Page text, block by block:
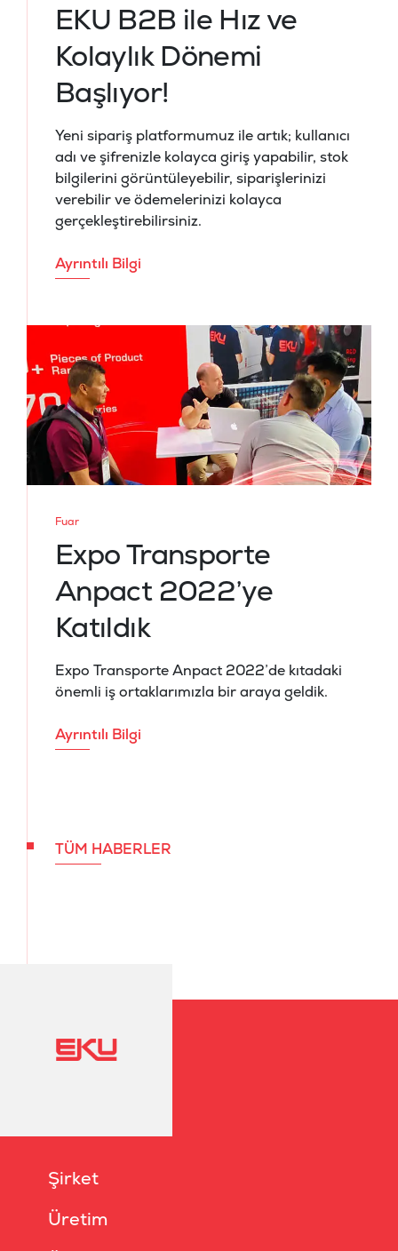
EKU B2B ile Hız ve
Kolaylık Dönemi
Başlıyor!
Yeni sipariş platformumuz ile artık; kullanıcı
adı ve şifrenizle kolayca giriş yapabilir, stok
bilgilerini görüntüleyebilir, siparişlerinizi
verebilir ve ödemelerinizi kolayca
gerçekleştirebilirsiniz.
Ayrıntılı Bilgi
Fuar
Expo Transporte
Anpact 2022’ye
Katıldık
Expo Transporte Anpact 2022’de kıtadaki
önemli iş ortaklarımızla bir araya geldik.
Ayrıntılı Bilgi
TÜM HABERLER
Şirket
Üretim